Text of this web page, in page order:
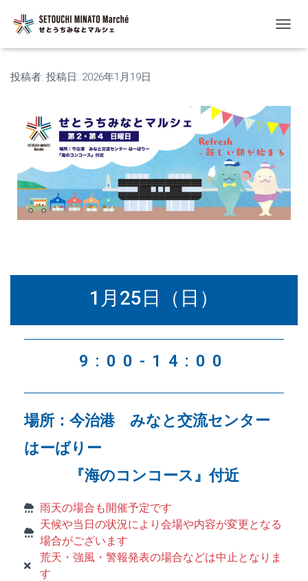
ビ
を
切
り
投稿者: 投稿日: 2026年1月19日
1月25日（日）
9:00-14:00
場所：今治港 みなと交流センター
はーばりー
『海のコンコース』付近
雨天の場合も開催予定です
天候や当日の状況により会場や内容が変更となる
場合がございます
荒天・強風・警報発表の場合などは中止となりま
す